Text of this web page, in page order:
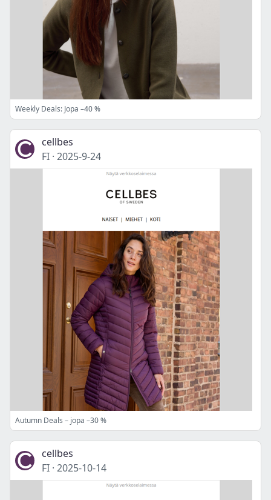
Weekly Deals: Jopa –40 %
cellbes
FI · 2025-9-24
Autumn Deals – jopa –30 %
cellbes
FI · 2025-10-14